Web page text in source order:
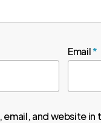
Email*
email, and website